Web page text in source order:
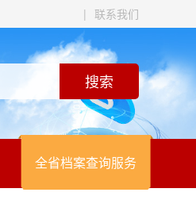
联系我们
|
全省档案查询服务